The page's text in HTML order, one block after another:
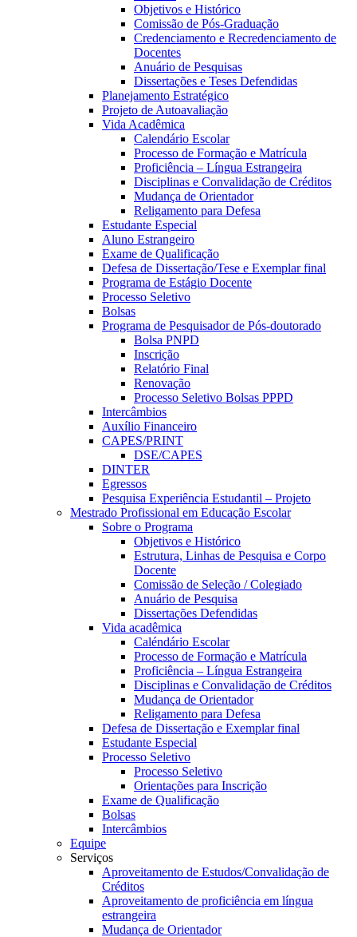
Objetivos e Histórico
Comissão de Pós-Graduação
Credenciamento e Recredenciamento de
Docentes
Anuário de Pesquisas
Dissertações e Teses Defendidas
Planejamento Estratégico
Projeto de Autoavaliação
Vida Acadêmica
Calendário Escolar
Processo de Formação e Matrícula
Proficiência – Língua Estrangeira
Disciplinas e Convalidação de Créditos
Mudança de Orientador
Religamento para Defesa
Estudante Especial
Aluno Estrangeiro
Exame de Qualificação
Defesa de Dissertação/Tese e Exemplar final
Programa de Estágio Docente
Processo Seletivo
Bolsas
Programa de Pesquisador de Pós-doutorado
Bolsa PNPD
Inscrição
Relatório Final
Renovação
Processo Seletivo Bolsas PPPD
Intercâmbios
Auxílio Financeiro
CAPES/PRINT
DSE/CAPES
DINTER
Egressos
Pesquisa Experiência Estudantil – Projeto
Mestrado Profissional em Educação Escolar
Sobre o Programa
Objetivos e Histórico
Estrutura, Linhas de Pesquisa e Corpo
Docente
Comissão de Seleção / Colegiado
Anuário de Pesquisa
Dissertações Defendidas
Vida acadêmica
Caléndário Escolar
Processo de Formação e Matrícula
Proficiência – Língua Estrangeira
Disciplinas e Convalidação de Créditos
Mudança de Orientador
Religamento para Defesa
Defesa de Dissertação e Exemplar final
Estudante Especial
Processo Seletivo
Processo Seletivo
Orientações para Inscrição
Exame de Qualificação
Bolsas
Intercâmbios
Equipe
Serviços
Aproveitamento de Estudos/Convalidação de
Créditos
Aproveitamento de proficiência em língua
estrangeira
Mudança de Orientador